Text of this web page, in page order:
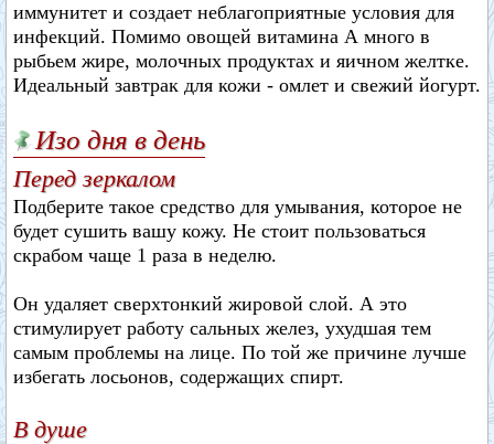
иммунитет и создает неблагоприятные условия для
инфекций. Помимо овощей витамина А много в
рыбьем жире, молочных продуктах и яичном желтке.
Идеальный завтрак для кожи - омлет и свежий йогурт.
Изо дня в день
Перед зеркалом
Подберите такое средство для умывания, которое не
будет сушить вашу кожу. Не стоит пользоваться
скрабом чаще 1 раза в неделю.
Он удаляет сверхтонкий жировой слой. А это
стимулирует работу сальных желез, ухудшая тем
самым проблемы на лице. По той же причине лучше
избегать лосьонов, содержащих спирт.
В душе